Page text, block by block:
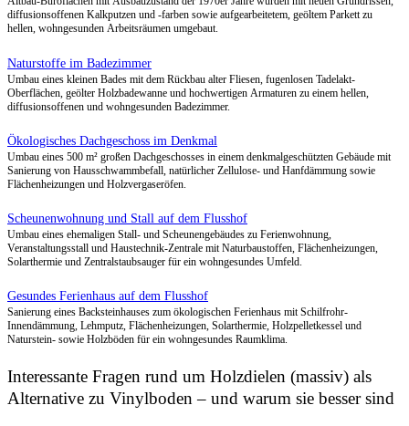
Vinylboden – und warum sie besser sind
Umbau und Sanierung eines Gebäudes im Dorfkern zum
Dorfgemeinschaftshaus
Sanierung und behutsamer Umbau eines historischen
einem barrierefreien Dorfgemeinschaftshaus mit Mehrzweckraum,
Einsatz ökologischer Baustoffe, Erhalt der Bausubstanz und
Naturhaus Schorfheide – Sanierung eines
Interessante Fragen rund um Holzdielen (massiv) als
Alternative zu Vinylboden – und warum sie besser sind